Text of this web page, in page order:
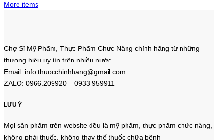
More items
Chợ Sỉ Mỹ Phẩm, Thực Phẩm Chức Năng chính hãng từ những
thương hiệu uy tín trên nhiều nước.
Email: info.thuocchinhhang@gmail.com
ZALO: 0966.209920 – 0933.959911
LƯU Ý
Mọi sản phẩm trên website đều là mỹ phẩm, thực phẩm chức năng,
không phải thuốc, không thay thế thuốc chữa bệnh